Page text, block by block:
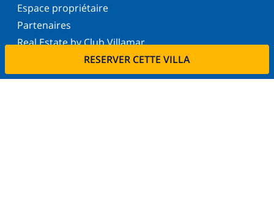
RESERVER CETTE VILLA
Espace propriétaire
Partenaires
Real Estate by Club Villamar